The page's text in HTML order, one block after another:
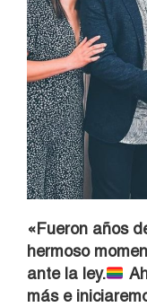
«Fueron años
hermoso
ante la ley.
más e